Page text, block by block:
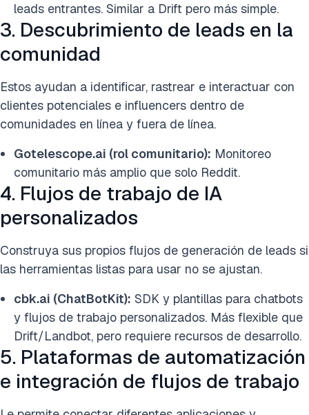
leads entrantes. Similar a Drift pero más simple.
3. Descubrimiento de leads en la
comunidad
Estos ayudan a identificar, rastrear e interactuar con
clientes potenciales e influencers dentro de
comunidades en línea y fuera de línea.
Gotelescope.ai (rol comunitario): Monitoreo
comunitario más amplio que solo Reddit.
4. Flujos de trabajo de IA
personalizados
Construya sus propios flujos de generación de leads si
las herramientas listas para usar no se ajustan.
cbk.ai (ChatBotKit): SDK y plantillas para chatbots
y flujos de trabajo personalizados. Más flexible que
Drift/Landbot, pero requiere recursos de desarrollo.
5. Plataformas de automatización
e integración de flujos de trabajo